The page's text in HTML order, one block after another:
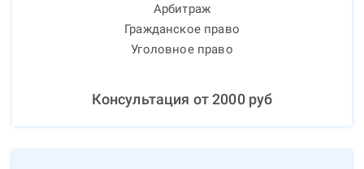
Арбитраж
Гражданское право
Уголовное право
Консультация от2000руб